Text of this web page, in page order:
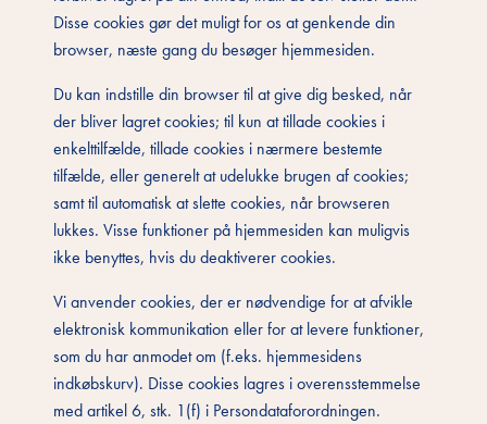
Disse cookies gør det muligt for os at genkende din
browser, næste gang du besøger hjemmesiden.
Du kan indstille din browser til at give dig besked, når
der bliver lagret cookies; til kun at tillade cookies i
enkelttilfælde, tillade cookies i nærmere bestemte
tilfælde, eller generelt at udelukke brugen af cookies;
samt til automatisk at slette cookies, når browseren
lukkes. Visse funktioner på hjemmesiden kan muligvis
ikke benyttes, hvis du deaktiverer cookies.
Vi anvender cookies, der er nødvendige for at afvikle
elektronisk kommunikation eller for at levere funktioner,
som du har anmodet om (f.eks. hjemmesidens
indkøbskurv). Disse cookies lagres i overensstemmelse
med artikel 6, stk. 1(f) i Persondataforordningen.